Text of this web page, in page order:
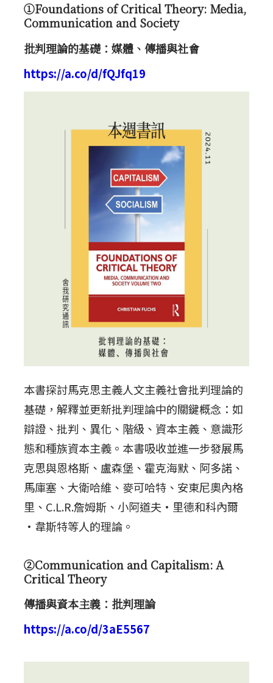
①Foundations of Critical Theory: Media,
Communication and Society
批判理論的基礎：媒體、傳播與社會
https://a.co/d/fQJfq19
本書探討馬克思主義人文主義社會批判理論的
基礎，解釋並更新批判理論中的關鍵概念：如
辯證、批判、異化、階級、資本主義、意識形
態和種族資本主義。本書吸收並進一步發展馬
克思與恩格斯、盧森堡、霍克海默、阿多諾、
馬庫塞、大衛哈維、麥可哈特、安東尼奧內格
里、C.L.R.詹姆斯、小阿道夫·里德和科內爾
·韋斯特等人的理論。
②Communication and Capitalism: A
Critical Theory
傳播與資本主義：批判理論
https://a.co/d/3aE5567